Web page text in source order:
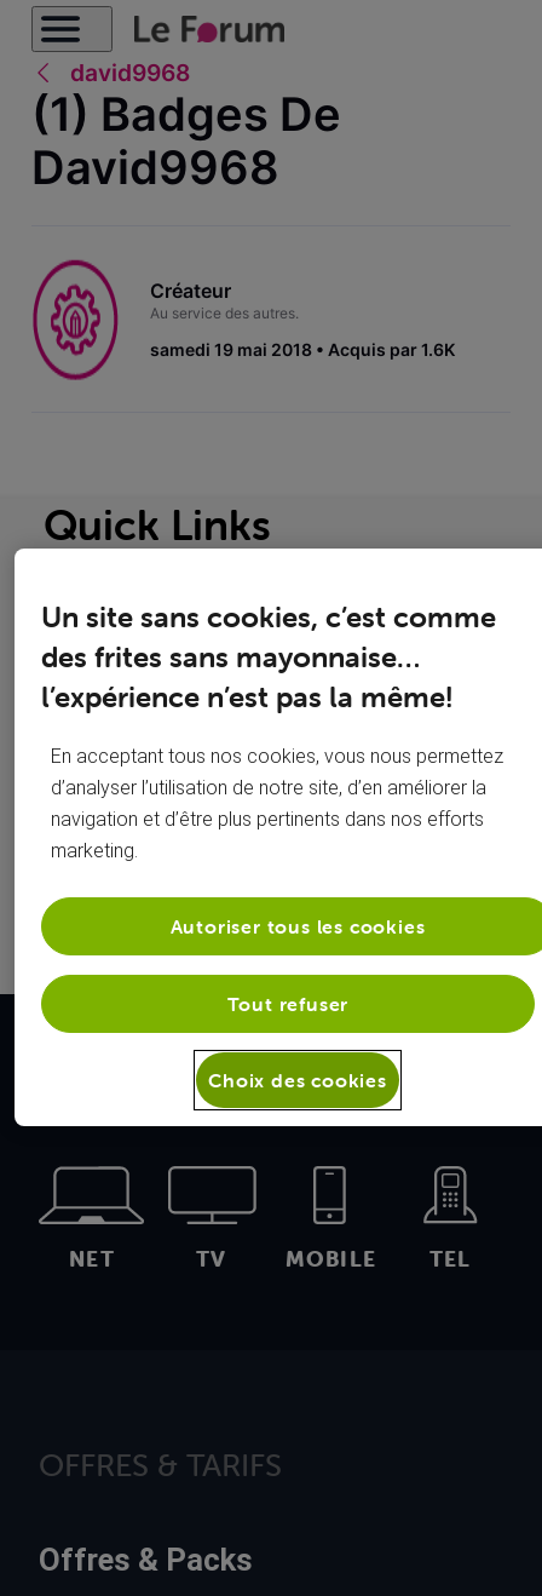
david9968
(1) Badges De
David9968
Créateur
Au service des autres.
samedi 19 mai 2018 Acquis par 1.6K
Quick Links
Organiser
son
déménagement
Configurer
son mobile
Test votre
vitesse
Carte SIM
bloquée ?
GSM perdu
ou volé ?
Mot de
perdu ?
Nos forces
NET TV MOBILE TEL
OFFRES & TARIFS
Offres & Packs
Un site sans cookies, c’est comme
des frites sans mayonnaise…
l’expérience n’est pas la même!
En acceptant tous nos cookies, vous nous permettez
d’analyser l’utilisation de notre site, d’en améliorer la
navigation et d’être plus pertinents dans nos efforts
marketing.
Tout refuser
Autoriser tous les cookies
Choix des cookies